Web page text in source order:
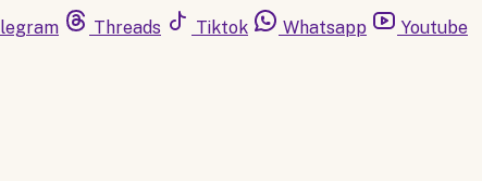
Threads Tiktok Whatsapp Youtube